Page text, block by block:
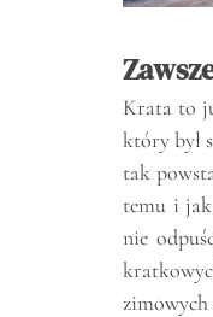
Krata to
który był
tak
temu i jak
nie